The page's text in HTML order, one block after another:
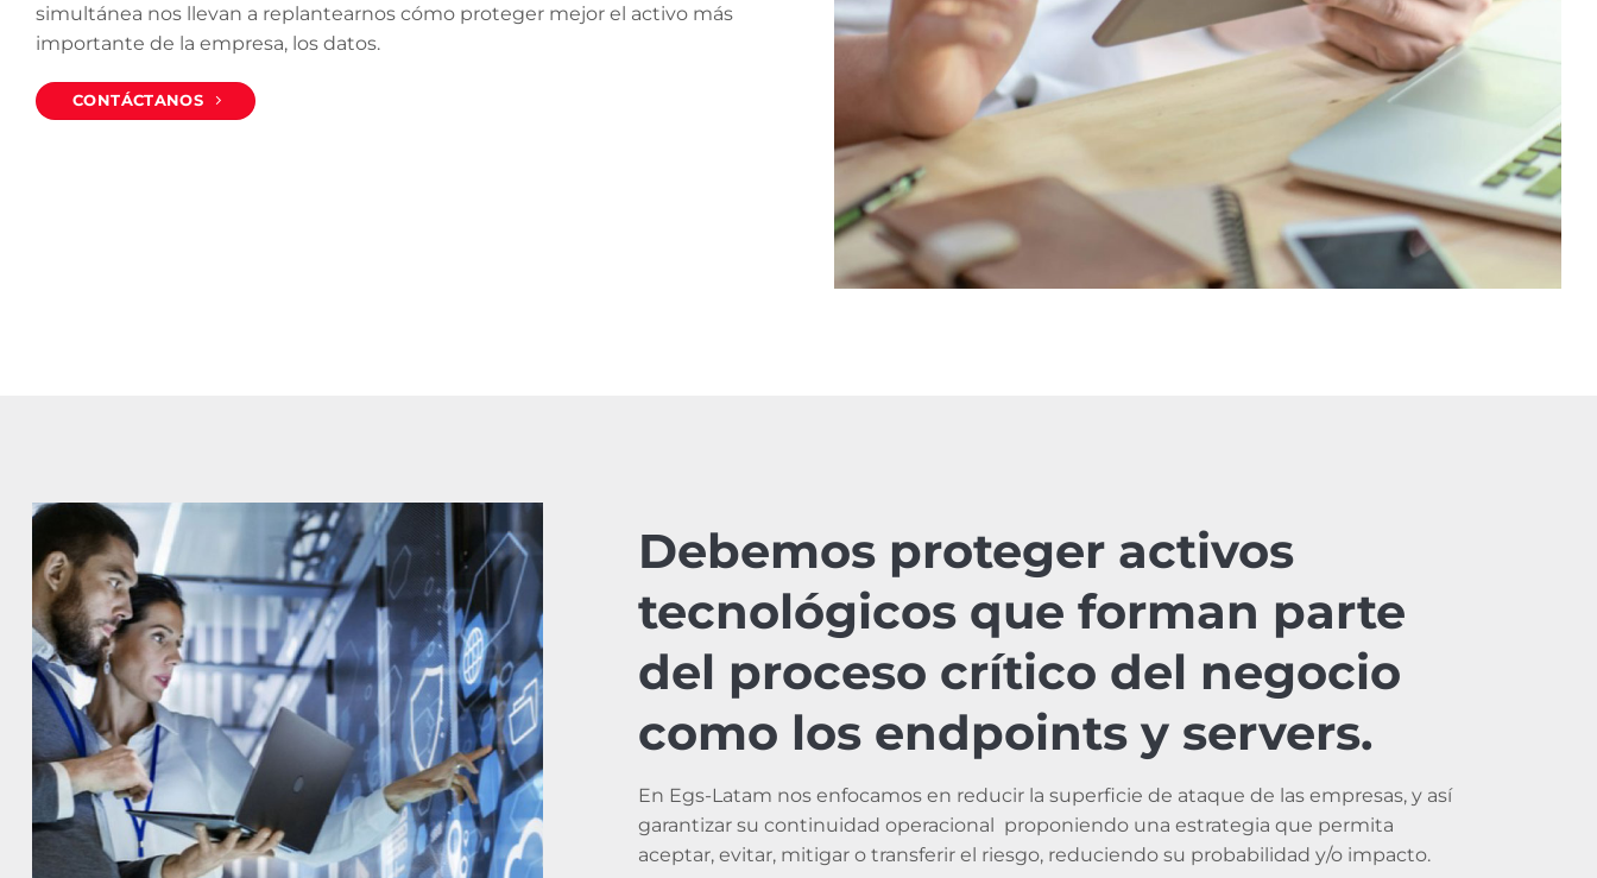
simultánea nos llevan a replantearnos cómo proteger mejor el activo más
importante de la empresa, los datos.
CONTÁCTANOS
Debemos proteger activos
tecnológicos que forman parte
del proceso crítico del negocio
como los endpoints y servers.
En Egs-Latam nos enfocamos en reducir la superficie de ataque de las empresas, y así
garantizar su continuidad operacional proponiendo una estrategia que permita
aceptar, evitar, mitigar o transferir el riesgo, reduciendo su probabilidad y/o impacto.